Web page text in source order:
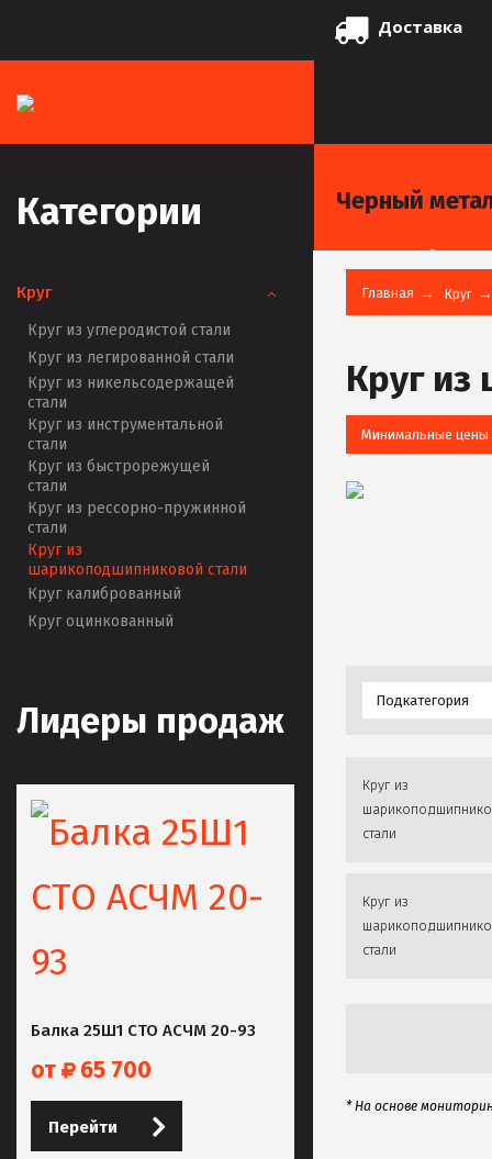
Доставка
Черный
Главная Круг
Круг
Минимальные цены
Подкатегория
Круг из
стали
Круг из
стали
* На основе
Категории
Круг
Круг из углеродистой стали
Круг из легированной стали
Круг из никельсодержащей
стали
Круг из инструментальной
стали
Круг из быстрорежущей
стали
Круг из рессорно-пружинной
стали
Круг из
шарикоподшипниковой стали
Круг калиброванный
Круг оцинкованный
Лидеры продаж
Балка 25Ш1 СТО АСЧМ 20-93
от 65 700
Перейти